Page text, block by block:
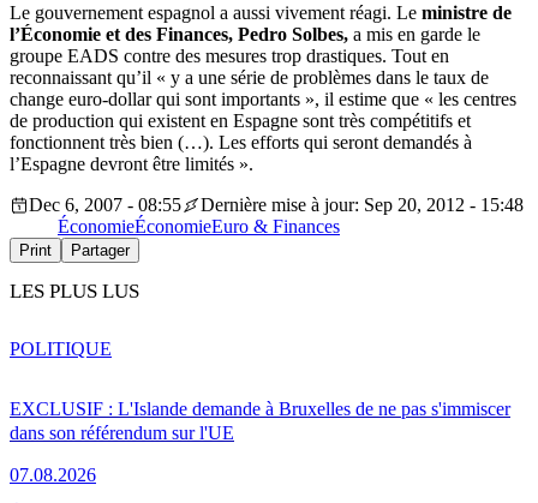
Le gouvernement espagnol a aussi vivement réagi. Le ministre de
l’Économie et des Finances, Pedro Solbes, a mis en garde le
groupe EADS contre des mesures trop drastiques. Tout en
reconnaissant qu’il « y a une série de problèmes dans le taux de
change euro-dollar qui sont importants », il estime que « les centres
de production qui existent en Espagne sont très compétitifs et
fonctionnent très bien (…). Les efforts qui seront demandés à
l’Espagne devront être limités ».
Dec 6, 2007 - 08:55
Dernière mise à jour: Sep 20, 2012 - 15:48
ÉconomieÉconomieEuro & Finances
Print Partager
LES PLUS LUS
EXCLUSIF : L'Islande demande à Bruxelles de ne pas s'immiscer
dans son référendum sur l'UE
07.08.2026
POLITIQUE